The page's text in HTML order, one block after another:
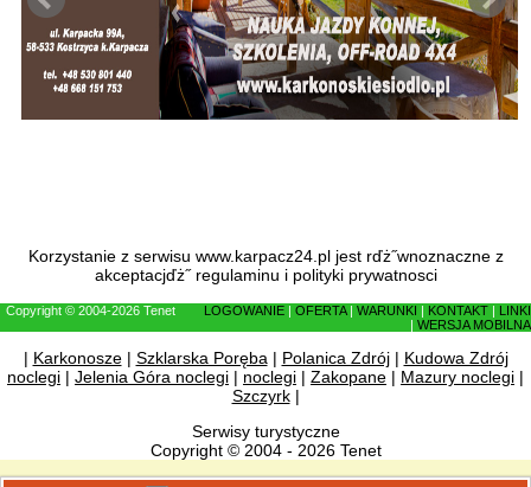
Korzystanie z serwisu www.karpacz24.pl jest rďż˝wnoznaczne z
akceptacjďż˝ regulaminu i polityki prywatnosci
Copyright © 2004-2026 Tenet LOGOWANIE OFERTA| WARUNKI KONTAKT
LINKI
WERSJA MOBILNA
| Karkonosze| Szklarska Poręba| Polanica Zdrój| Kudowa Zdrój
noclegi | Jelenia Góra noclegi | noclegi | Zakopane | Mazury noclegi |
Szczyrk|
Serwisy turystyczne
Copyright © 2004 - 2026 Tenet